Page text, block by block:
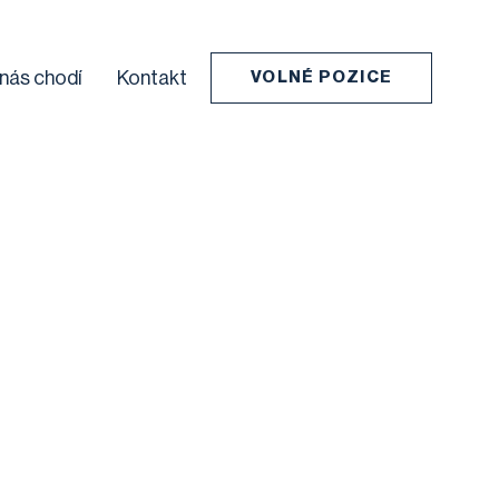
chodí Kontakt VOLNÉ POZICE